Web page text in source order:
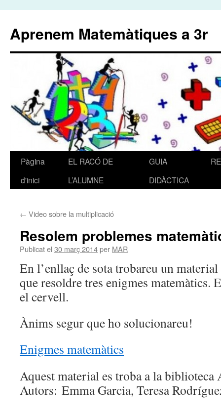
Aprenem Matemàtiques a 3r
Vés
Pàgina
d'inici
EL RACÓ DE
L’ALUMNE
GUIA
DIDÀCTICA
← Video sobre la multiplicació
Resolem problemes
Publicat el 30 març 2014per MAR
En l’enllaç de sota trobareu un
que resoldre tres enigmes matemàtics.
el cervell.
Ànims segur que ho solucionareu!
Enigmes matemàtics
Aquest material es troba a la biblioteca
Autors: Emma Garcia, Teresa